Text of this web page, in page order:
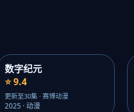
数字纪元
⭐ 9.4
更新至30集 · 赛博动漫
2025 · 动漫